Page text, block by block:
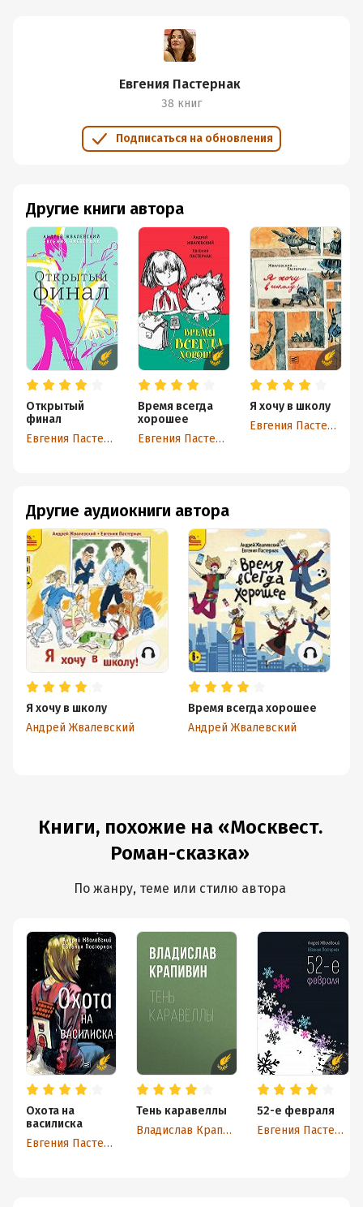
Евгения Пастернак
38 книг
Подписаться на обновления
Другие книги автора
Открытый
финал
Евгения Пастернак
Время всегда
хорошее
Евгения Пастернак
Я хочу в школу
Евгения Пастернак
Другие аудиокниги автора
Я хочу в школу
Андрей Жвалевский
Время всегда хорошее
Андрей Жвалевский
Книги, похожие на «Москвест.
Роман-сказка»
По жанру, теме или стилю автора
Охота на
василиска
Евгения Пастернак
Тень каравеллы
Владислав Крапивин
52-е февраля
Евгения Пастернак